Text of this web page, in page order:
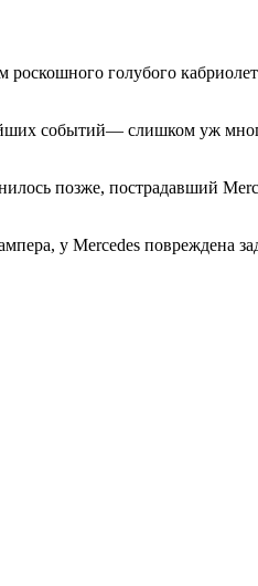
голубого
событий— слишком уж
позже, пострадавший
у Mercedes повреждена